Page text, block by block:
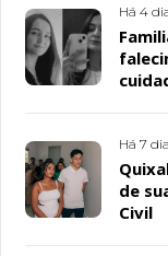
Há 4
Há 7
de
Civil